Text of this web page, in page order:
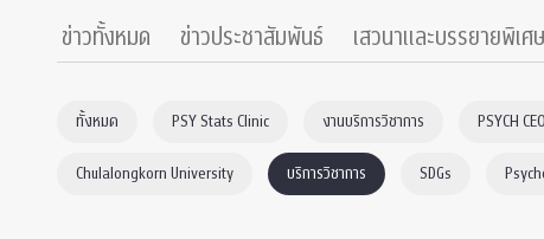
หลักสูตรปริญญาตรี
ผลงานตีพิมพ์PSY
ข่าวทั้งหมด ข่าวประชาสัมพันธ์ เสวนาและบรรยายพิเศษ
ทั้งหมด PSY Stats Clinic งานบริการวิชาการ PSYCH CEO
Chulalongkorn University บริการวิชาการ SDGs